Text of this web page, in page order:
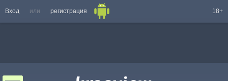
Вход или регистрация 18+